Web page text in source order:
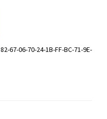
82-67-06-70-24-1B-FF-BC-71-9E-